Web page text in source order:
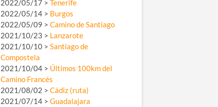
2022/05/17 > Tenerife
2022/05/14 > Burgos
2022/05/09 > Camino de Santiago
2021/10/23 > Lanzarote
2021/10/10 > Santiago de
Compostela
2021/10/04 > Últimos 100km del
Camino Francés
2021/08/02 > Cádiz (ruta)
2021/07/14 > Guadalajara